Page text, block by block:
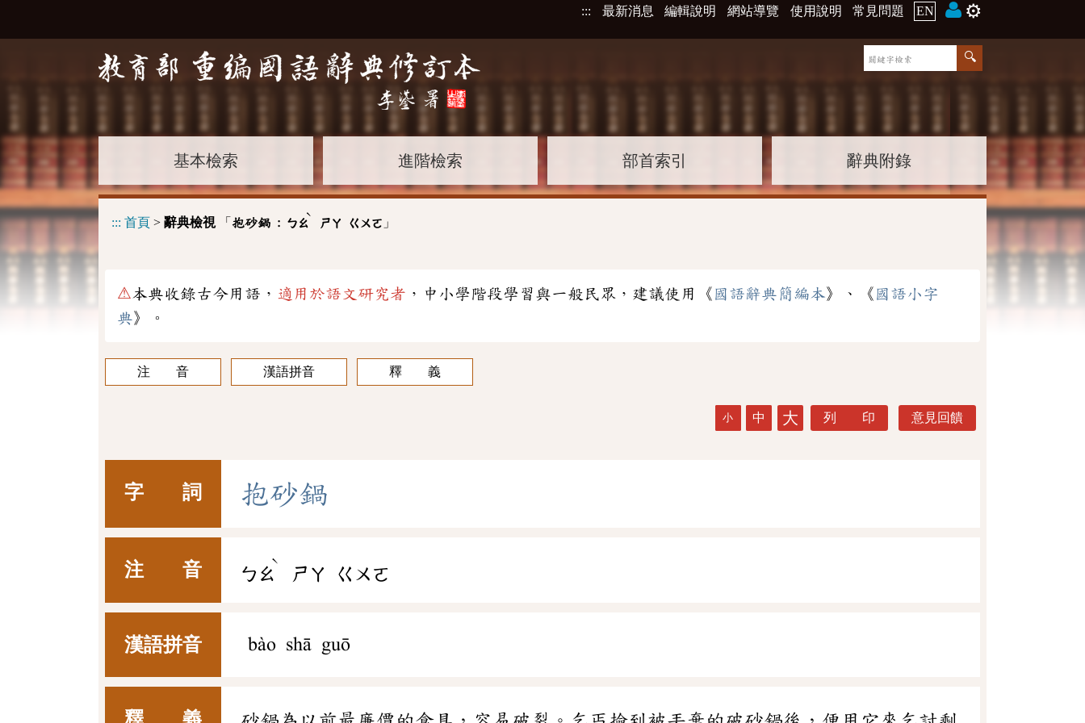
::: 最新消息 編輯說明 網站導覽 使用說明 常見問題 EN ⚙️
基本檢索 進階檢索 部首索引 辭典附錄
::: 首頁 > 辭典檢視「 抱砂鍋 : ㄅㄠ
ˋ
ㄕㄚ ㄍㄨㄛ 」
⚠本典收錄古今用語， 適用於語文研究者 ，中小學階段學習與一般民眾，建議使用《 國語辭典簡編本》、《 國語小字
典》。
注 音 漢語拼音 釋 義
小 中 大 列 印 意見回饋
字 詞 抱砂鍋
注 音 ㄅㄠ
ˋ
ㄕㄚ ㄍㄨㄛ
漢語拼音 bào shā guō